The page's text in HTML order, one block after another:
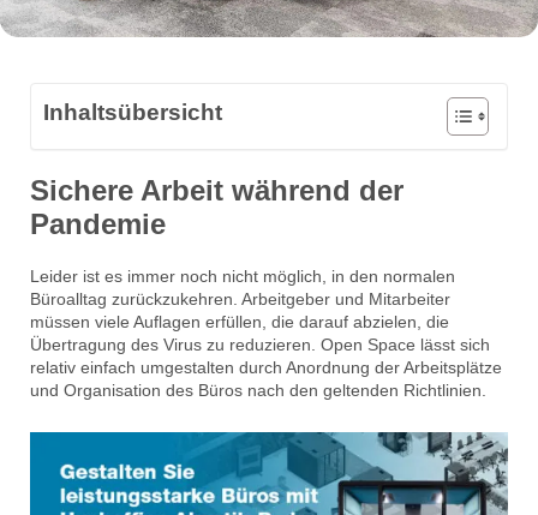
Inhaltsübersicht
Sichere Arbeit während der
Pandemie
Leider ist es immer noch nicht möglich, in den normalen
Büroalltag zurückzukehren. Arbeitgeber und Mitarbeiter
müssen viele Auflagen erfüllen, die darauf abzielen, die
Übertragung des Virus zu reduzieren. Open Space lässt sich
relativ einfach umgestalten durch Anordnung der Arbeitsplätze
und Organisation des Büros nach den geltenden Richtlinien.